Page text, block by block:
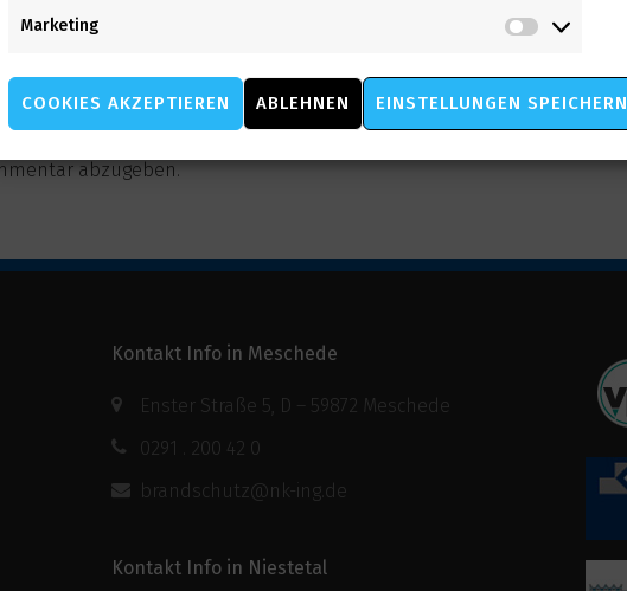
Marketing
COOKIES AKZEPTIEREN ABLEHNEN EINSTELLUNGEN SPEICHERN
abzugeben.
Kontakt Info in Meschede
Enster Straße 5, D – 59872 Meschede
0291 . 200 42 0
brandschutz@nk-ing.de
Kontakt Info in Niestetal